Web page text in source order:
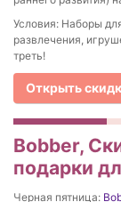
Условия: Наборы
развлечения,
треть!
Открыть
Bobber,
подарки
Черная пятница: